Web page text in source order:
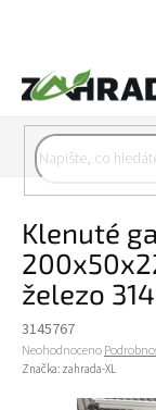
Klenuté
železo
3145767
Průměrné hodnocení
Neohodnoceno
Značka: zahrada-XL